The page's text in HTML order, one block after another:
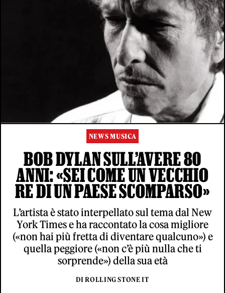
NEWS MUSICA
BOB DYLAN SULL’AVERE 80
ANNI: «SEI COME UN VECCHIO
RE DI UN PAESE SCOMPARSO»
L’artista è stato interpellato sul tema dal New
York Times e ha raccontato la cosa migliore
(«non hai più fretta di diventare qualcuno») e
quella peggiore («non c’è più nulla che ti
sorprende») della sua età
DI ROLLING STONE IT